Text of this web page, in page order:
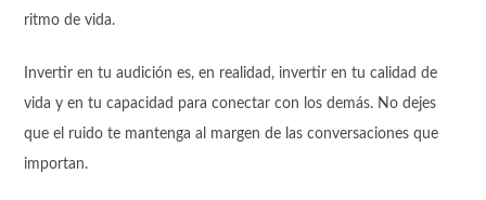
ritmo de vida.
Invertir en tu audición es, en realidad, invertir en tu calidad de
vida y en tu capacidad para conectar con los demás. No dejes
que el ruido te mantenga al margen de las conversaciones que
importan.